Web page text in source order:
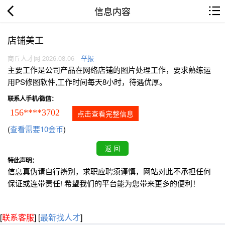
信息内容
店铺美工
商丘人才网 2026.08.06 举报
主要工作是公司产品在网络店铺的图片处理工作，要求熟练运
用PS修图软件,工作时间每天8小时，待遇优厚。
联系人手机/微信：
156****3702 点击查看完整信息
(查看需要10金币)
特此声明：
信息真伪请自行辨别，求职应聘须谨慎，网站对此不承担任何
保证或连带责任! 希望我们的平台能为您带来更多的便利！
[联系客服] [最新找人才]